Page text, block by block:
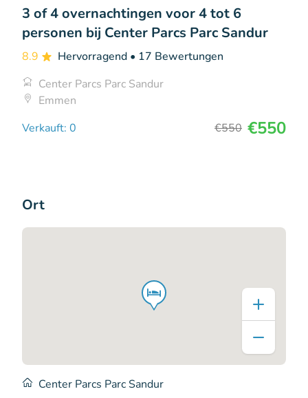
3 of 4 overnachtingen voor 4 tot 6
personen bij Center Parcs Parc Sandur
8.9 Hervorragend • 17 Bewertungen
Center Parcs Parc Sandur
Emmen
Verkauft: 0
€550 €550
Ort
Center Parcs Parc Sandur